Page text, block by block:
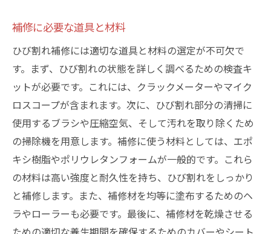
補修に必要な道具と材料
ひび割れ補修には適切な道具と材料の選定が不可欠で
す。まず、ひび割れの状態を詳しく調べるための検査キ
ットが必要です。これには、クラックメーターやマイク
ロスコープが含まれます。次に、ひび割れ部分の清掃に
使用するブラシや圧縮空気、そして汚れを取り除くため
の掃除機を用意します。補修に使う材料としては、エポ
キシ樹脂やポリウレタンフォームが一般的です。これら
の材料は高い強度と耐久性を持ち、ひび割れをしっかり
と補修します。また、補修材を均等に塗布するためのヘ
ラやローラーも必要です。最後に、補修材を乾燥させる